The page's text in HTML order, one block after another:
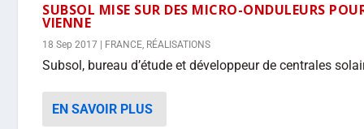
SUBSOL MISE SUR DES MICRO-ONDULEURS
VIENNE
18 Sep 2017 FRANCE, RÉALISATIONS
Subsol, bureau d’étude et développeur de centrales
EN SAVOIR PLUS